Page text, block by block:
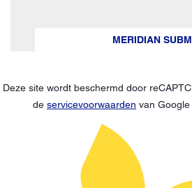
MERIDIAN
Deze site wordt beschermd door
de servicevoorwaarden van Google